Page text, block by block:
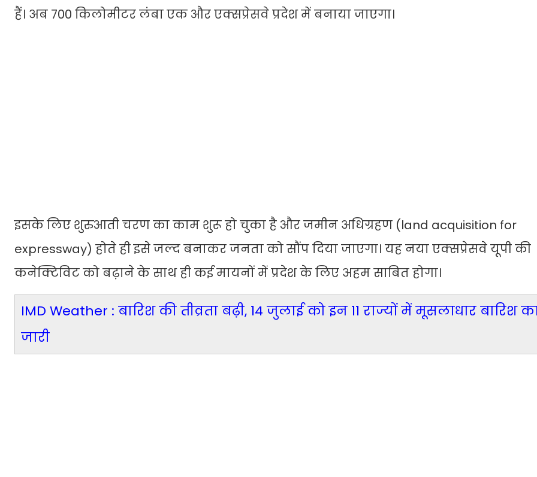
हैं। अब 700 किलोमीटर लंबा एक और एक्सप्रेसवे प्रदेश में बनाया जाएगा।
इसके लिए शुरुआती चरण का काम शुरू हो चुका है और जमीन अधिग्रहण (land acquisition for
expressway) होते ही इसे जल्द बनाकर जनता को सौंप दिया जाएगा। यह नया एक्सप्रेसवे यूपी की
कनेक्टिविट को बढ़ाने के साथ ही कई मायनों में प्रदेश के लिए अहम साबित होगा।
IMD Weather : बारिश की तीव्रता बढ़ी, 14 जुलाई को इन 11 राज्यों में मूसलाधार बारिश
जारी